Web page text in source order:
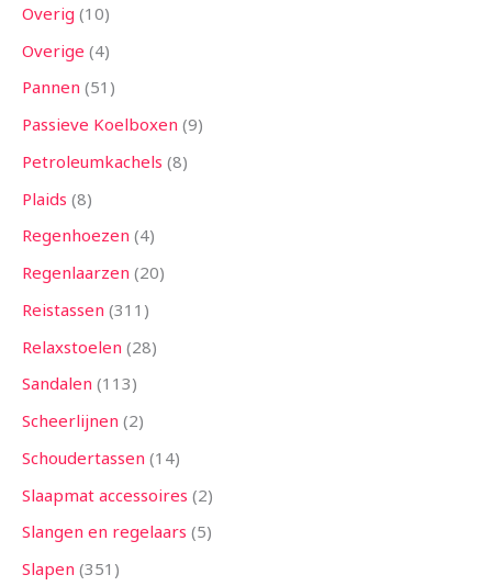
Overig 10
Overige 4
Pannen 51
Passieve Koelboxen 9
Petroleumkachels 8
Plaids 8
Regenhoezen 4
Regenlaarzen 20
Reistassen 311
Relaxstoelen 28
Sandalen 113
Scheerlijnen 2
Schoudertassen 14
Slaapmat accessoires 2
Slangen en regelaars 5
Slapen 351